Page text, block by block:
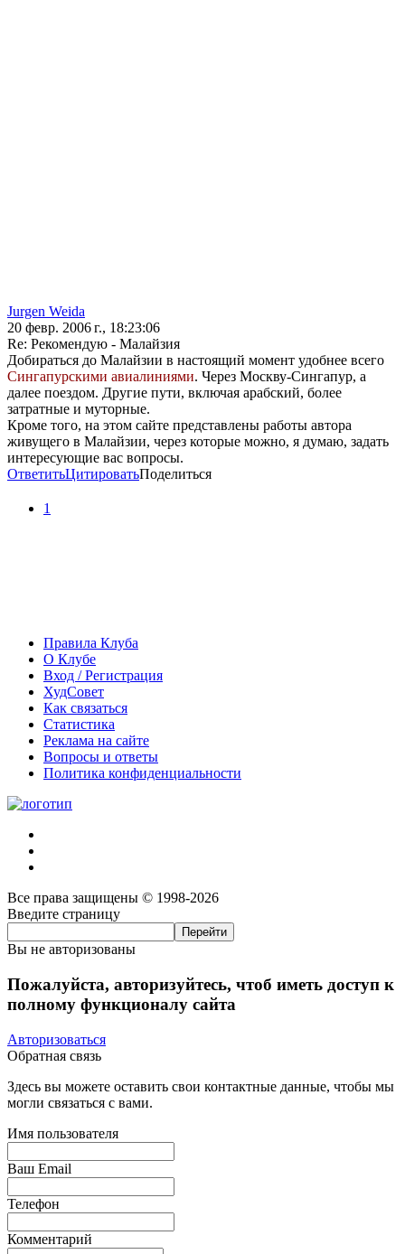
Jurgen Weida
20 февр. 2006 г., 18:23:06
Re: Рекомендую - Малайзия
Добираться до Малайзии в настоящий момент удобнее всего
Сингапурскими авиалиниями. Через Москву-Сингапур, а
далее поездом. Другие пути, включая арабский, более
затратные и муторные.
Кроме того, на этом сайте представлены работы автора
живущего в Малайзии, через которые можно, я думаю, задать
интересующие вас вопросы.
ОтветитьЦитироватьПоделиться
1
Правила Клуба
О Клубе
Вход / Регистрация
ХудСовет
Как связаться
Статистика
Реклама на сайте
Вопросы и ответы
Политика конфиденциальности
Все права защищены © 1998-2026
Введите страницу
Вы не авторизованы
Пожалуйста, авторизуйтесь, чтоб иметь доступ к
полному функционалу сайта
Авторизоваться
Обратная связь
Здесь вы можете оставить свои контактные данные, чтобы мы
могли связаться с вами.
Имя пользователя
Ваш Email
Телефон
Комментарий